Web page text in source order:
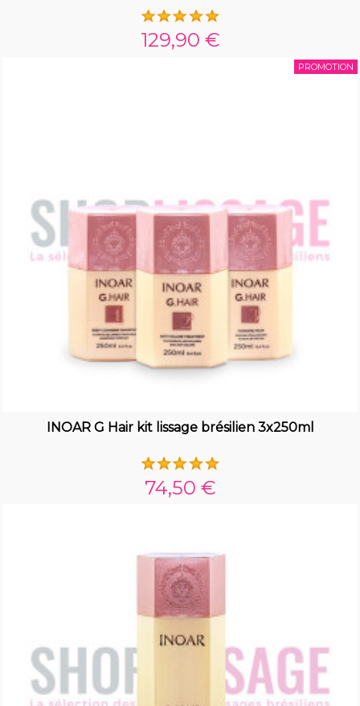
129,90 €
PROMOTION
INOAR G Hair kit lissage brésilien 3x250ml
74,50 €